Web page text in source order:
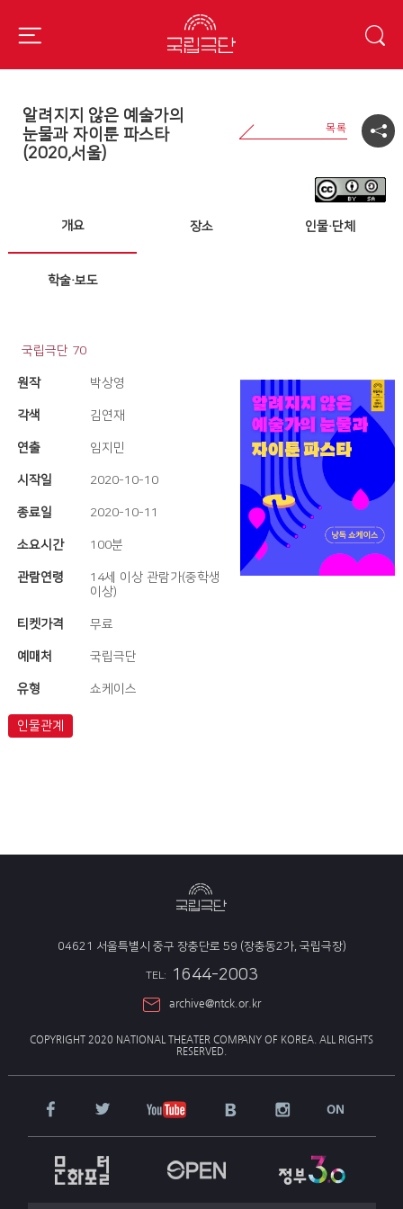
알려지지 않은 예술가의
눈물과 자이툰 파스타
(2020,서울)
개요 장소 인물·단체
학술·보도
국립극단 70
원작 박상영
각색 김연재
연출 임지민
시작일 2020-10-10
종료일 2020-10-11
소요시간 100분
관람연령
14세 이상 관람가(중학생
이상)
티켓가격 무료
예매처 국립극단
유형 쇼케이스
인물관계
04621 서울특별시 중구 장충단로 59 (장충동2가, 국립극장)
TEL: 1644-2003
archive@ntck.or.kr
COPYRIGHT 2020 NATIONAL THEATER COMPANY OF KOREA. ALL RIGHTS
RESERVED.